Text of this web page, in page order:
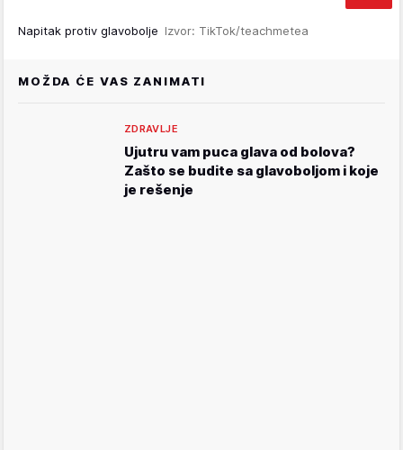
Napitak protiv glavobolje Izvor: TikTok/teachmetea
MOŽDA ĆE VAS ZANIMATI
ZDRAVLJE
Ujutru vam puca glava od bolova?
Zašto se budite sa glavoboljom i koje
je rešenje